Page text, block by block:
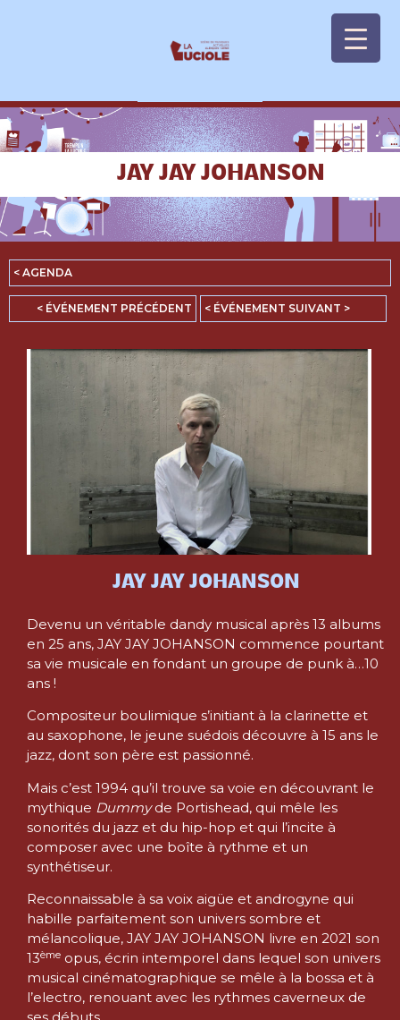
JAY JAY JOHANSON
< AGENDA
< ÉVÉNEMENT PRÉCÉDENT < ÉVÉNEMENT SUIVANT >
JAY JAY JOHANSON
Devenu un véritable dandy musical après 13 albums
en 25 ans, JAY JAY JOHANSON commence pourtant
sa vie musicale en fondant un groupe de punk à…10
ans !
Compositeur boulimique s’initiant à la clarinette et
au saxophone, le jeune suédois découvre à 15 ans le
jazz, dont son père est passionné.
Mais c’est 1994 qu’il trouve sa voie en découvrant le
mythique Dummyde Portishead, qui mêle les
sonorités du jazz et du hip-hop et qui l’incite à
composer avec une boîte à rythme et un
synthétiseur.
Reconnaissable à sa voix aigüe et androgyne qui
habille parfaitement son univers sombre et
mélancolique, JAY JAY JOHANSON livre en 2021 son
13ème opus, écrin intemporel dans lequel son univers
musical cinématographique se mêle à la bossa et à
l’electro, renouant avec les rythmes caverneux de